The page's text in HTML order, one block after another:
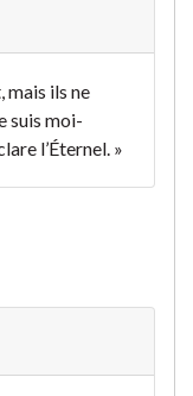
ils ne
suis moi-
l’Éternel. »